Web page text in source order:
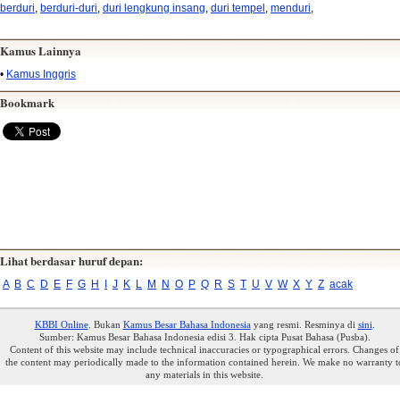
berduri, berduri-duri, duri lengkung insang, duri tempel , menduri,
Kamus Lainnya
• Kamus Inggris
Bookmark
Lihat berdasar huruf depan:
A B C D E F G H I J K L M N O P Q R S T U V W X Y Z acak
KBBI Online. Bukan Kamus Besar Bahasa Indonesiayang resmi. Resminya di sini
Sumber: Kamus Besar Bahasa Indonesia edisi 3. Hak cipta Pusat Bahasa (Pusba).
Content of this website may include technical inaccuracies or typographical errors. Changes of
the content may periodically made to the information contained herein. We make no warranty
any materials in this website.